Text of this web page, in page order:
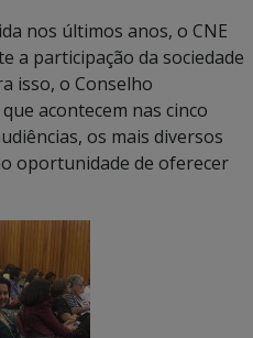
nos últimos anos, o CNE
a participação da sociedade
isso, o Conselho
acontecem nas cinco
os mais diversos
oportunidade de oferecer